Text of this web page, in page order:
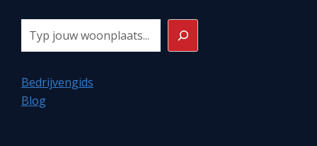
Zoeken
Bedrijvengids
Blog